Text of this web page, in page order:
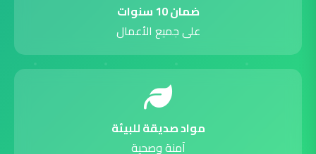
ضمان 10 سنوات
على جميع الأعمال
مواد صديقة للبيئة
آمنة وصحية